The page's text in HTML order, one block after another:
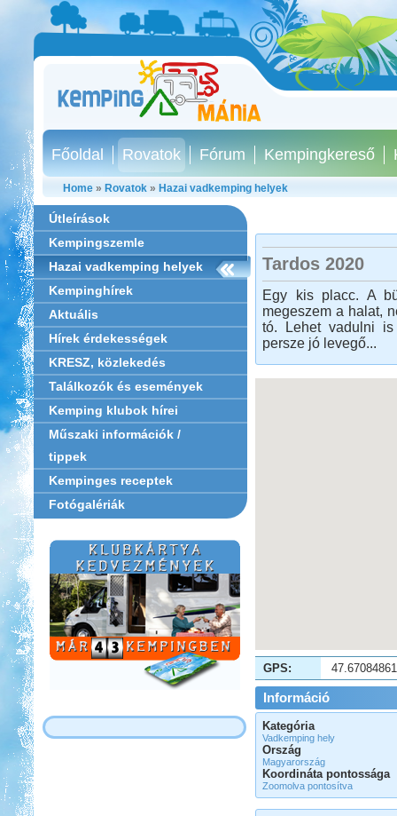
Főoldal Rovatok Fórum Kempingkereső
Home » Rovatok » Hazai vadkemping helyek
Útleírások
Kempingszemle
Hazai vadkemping helyek
Kempinghírek
Aktuális
Hírek érdekességek
KRESZ, közlekedés
Találkozók és események
Kemping klubok hírei
Műszaki információk /
tippek
Kempinges receptek
Fotógalériák
Tardos 2020
Egy kis placc. A
megeszem a halat,
tó. Lehet vadulni
persze jó levegő...
GPS:
Információ
Kategória
Vadkemping hely
Ország
Magyarország
Koordináta pontossága
Zoomolva pontosítva